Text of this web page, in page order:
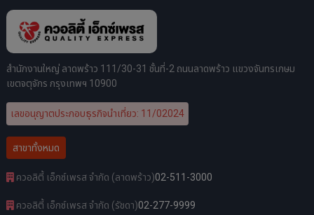
สำนักงานใหญ่ ลาดพร้าว 111/30-31 ชั้นที่-2 ถนนลาดพร้าว แขวงจันทรเกษม
เขตจตุจักร กรุงเทพฯ 10900
เลขอนุญาตประกอบธุรกิจนำเที่ยว: 11/02024
สาขาทั้งหมด
ควอลิตี้ เอ็กซ์เพรส จำกัด (ลาดพร้าว)02-511-3000
ควอลิตี้ เอ็กซ์เพรส จำกัด (รัชดา)02-277-9999